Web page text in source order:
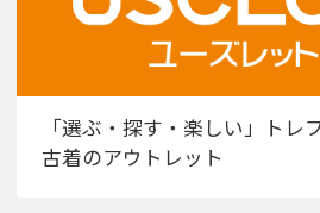
「選ぶ・探す・楽しい」トレ
古着のアウトレット